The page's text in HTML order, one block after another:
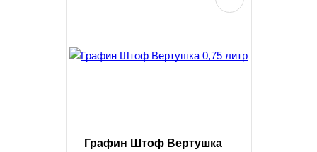
Графин Штоф Вертушка